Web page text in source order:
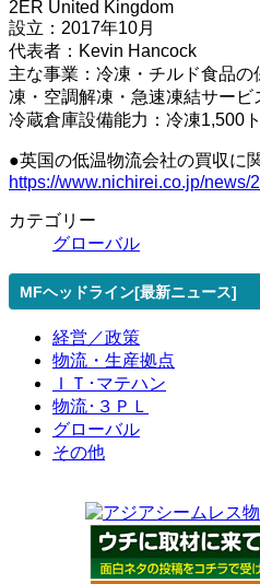
2ER United Kingdom
設立：2017年10月
代表者：Kevin Hancock
主な事業：冷凍・チルド食品
凍・空調解凍・急速凍結サービ
冷蔵倉庫設備能力：冷凍1,500
●英国の低温物流会社の買収に
https://www.nichirei.co.jp/news/
カテゴリー
グローバル
MFヘッドライン[最新ニュース]
経営／政策
物流・生産拠点
ＩＴ･マテハン
物流･３ＰＬ
グローバル
その他